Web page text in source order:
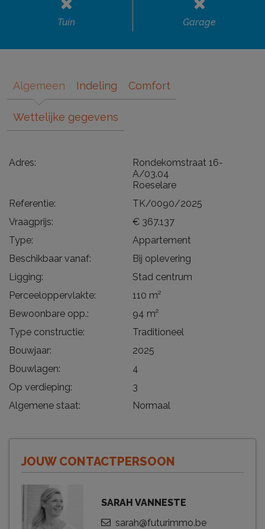
Tuin Garage
Algemeen Indeling Comfort
Wettelijke gegevens
Adres:
Rondekomstraat 16-
A/03.04
Roeselare
Referentie:
TK/0090/2025
Vraagprijs:
€ 367.137
Type:
Appartement
Beschikbaar vanaf:
Bij oplevering
Ligging:
Stad centrum
Perceeloppervlakte:
110 m²
Bewoonbare opp.:
94 m²
Type constructie:
Traditioneel
Bouwjaar:
2025
Bouwlagen:
4
Op verdieping:
3
Algemene staat:
Normaal
JOUW CONTACTPERSOON
SARAH VANNESTE
sarah@futurimmo.be